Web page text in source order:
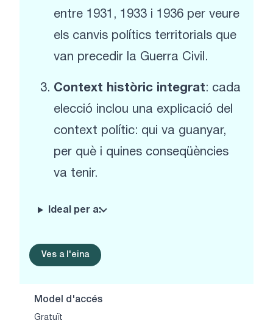
entre 1931, 1933 i 1936 per veure
els canvis polítics territorials que
van precedir la Guerra Civil.
Context històric integrat: cada
elecció inclou una explicació del
context polític: qui va guanyar,
per què i quines conseqüències
va tenir.
Ideal per a:
Ves a l'eina
Model d'accés
Gratuït